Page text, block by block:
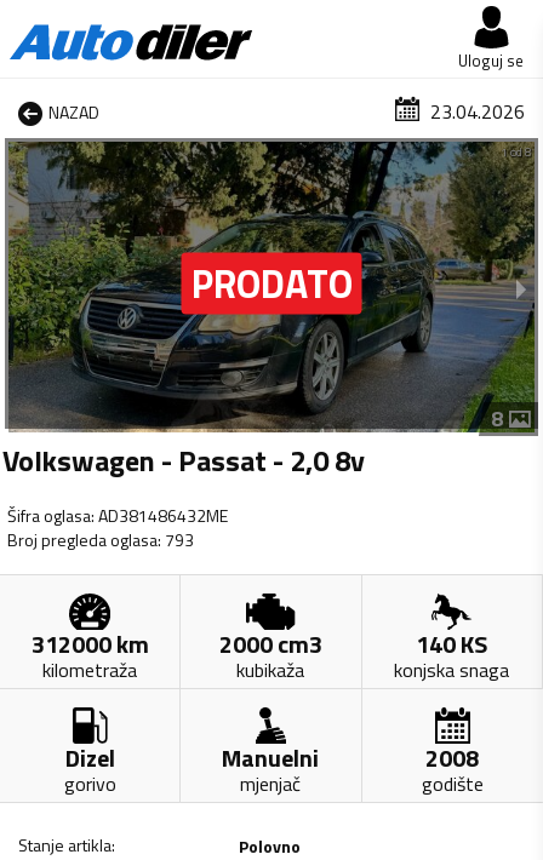
Uloguj se
NAZAD 23.04.2026
1 od 8
8
Volkswagen - Passat - 2,0 8v
Šifra oglasa:AD381486432ME
Broj pregleda oglasa: 793
312000km
kilometraža
2000cm3
kubikaža
140KS
konjska snaga
Dizel
gorivo
Manuelni
mjenjač
2008
godište
Stanje artikla:
Polovno